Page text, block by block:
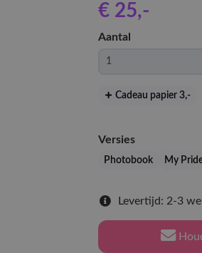
€ 25,-
Aantal
Cadeau papier 3,-
Versies
Photobook My
Levertijd: 2-3